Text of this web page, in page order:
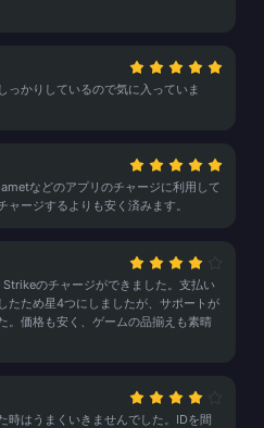
っかりしているので気に入っていま
などのアプリのチャージに利用して
ャージするよりも安く済みます。
のチャージができました。支払い
たため星4つにしましたが、サポートが
。価格も安く、ゲームの品揃えも素晴
時はうまくいきませんでした。IDを間